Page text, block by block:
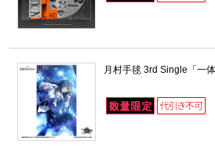
月村手毬 3rd Single「一体